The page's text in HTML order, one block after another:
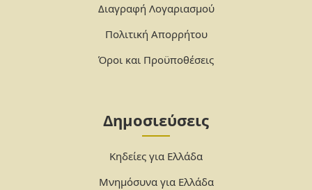
Διαγραφή Λογαριασμού
Πολιτική Απορρήτου
Όροι και Προϋποθέσεις
Δημοσιεύσεις
Κηδείες για Ελλάδα
Μνημόσυνα για Ελλάδα